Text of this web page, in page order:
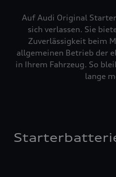
Auf Audi Original
sich verlassen. Sie
Zuverlässigkeit beim
allgemeinen Betrieb der
in Ihrem Fahrzeug. So
lange